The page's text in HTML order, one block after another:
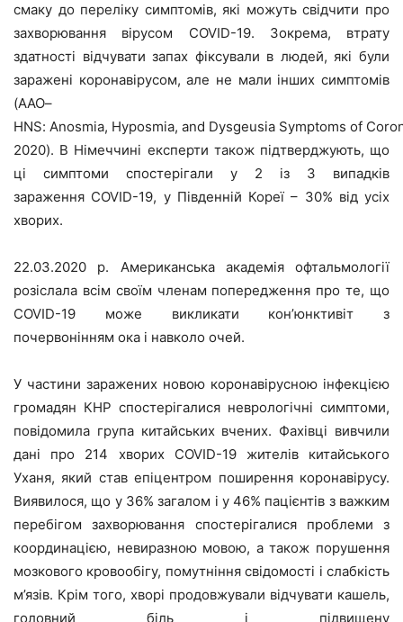
смаку до переліку симптомів, які можуть свідчити про
захворювання вірусом COVID-19. Зокрема, втрату
здатності відчувати запах фіксували в людей, які були
заражені коронавірусом, але не мали інших симптомів
(AAO–
HNS: Anosmia, Hyposmia, and Dysgeusia Symptoms of
2020). В Німеччині експерти також підтверджують, що
ці симптоми спостерігали у 2 із 3 випадків
зараження COVID-19, у Південній Кореї – 30% від усіх
хворих.
22.03.2020 р. Американська академія офтальмології
розіслала всім своїм членам попередження про те, що
COVID-19 може викликати кон’юнктивіт з
почервонінням ока і навколо очей.
У частини заражених новою коронавірусною інфекцією
громадян КНР спостерігалися неврологічні симптоми,
повідомила група китайських вчених. Фахівці вивчили
дані про 214 хворих COVID-19 жителів китайського
Уханя, який став епіцентром поширення коронавірусу.
Виявилося, що у 36% загалом і у 46% пацієнтів з важким
перебігом захворювання спостерігалися проблеми з
координацією, невиразною мовою, а також порушення
мозкового кровообігу, помутніння свідомості і слабкість
м’язів. Крім того, хворі продовжували відчувати кашель,
головний біль і підвищену